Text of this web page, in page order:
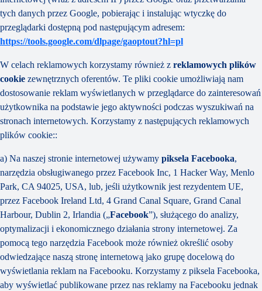
tych danych przez Google, pobierając i instalując wtyczkę do
przeglądarki dostępną pod następującym adresem:
https://tools.google.com/dlpage/gaoptout?hl=pl
W celach reklamowych korzystamy również z reklamowych plików
cookie zewnętrznych oferentów. Te pliki cookie umożliwiają nam
dostosowanie reklam wyświetlanych w przeglądarce do zainteresowań
użytkownika na podstawie jego aktywności podczas wyszukiwań na
stronach internetowych. Korzystamy z następujących reklamowych
plików cookie::
a) Na naszej stronie internetowej używamy piksela Facebooka,
narzędzia obsługiwanego przez Facebook Inc, 1 Hacker Way, Menlo
Park, CA 94025, USA, lub, jeśli użytkownik jest rezydentem UE,
przez Facebook Ireland Ltd, 4 Grand Canal Square, Grand Canal
Harbour, Dublin 2, Irlandia („Facebook”), służącego do analizy,
optymalizacji i ekonomicznego działania strony internetowej. Za
pomocą tego narzędzia Facebook może również określić osoby
odwiedzające naszą stronę internetową jako grupę docelową do
wyświetlania reklam na Facebooku. Korzystamy z piksela Facebooka,
aby wyświetlać publikowane przez nas reklamy na Facebooku jednak